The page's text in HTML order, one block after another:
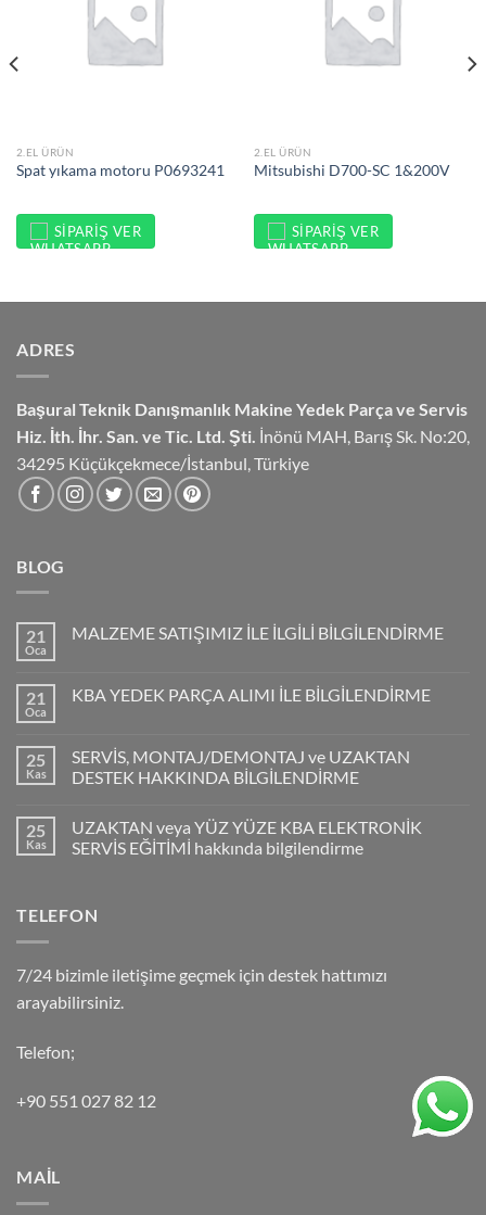
2.EL ÜRÜN
Spat yıkama motoru P0693241
SIPARIŞ VER
2.EL ÜRÜN
Mitsubishi D700-SC 1&200V
SIPARIŞ VER
ADRES
Başural Teknik Danışmanlık Makine Yedek Parça ve Servis
Hiz. İth. İhr. San. ve Tic. Ltd. Şti. İnönü MAH, Barış Sk. No:20,
34295 Küçükçekmece/İstanbul, Türkiye
BLOG
21
Oca
MALZEME SATIŞIMIZ İLE İLGİLİ BİLGİLENDİRME
21
Oca
KBA YEDEK PARÇA ALIMI İLE BİLGİLENDİRME
25
Kas
SERVİS, MONTAJ/DEMONTAJ ve UZAKTAN
DESTEK HAKKINDA BİLGİLENDİRME
25
Kas
UZAKTAN veya YÜZ YÜZE KBA ELEKTRONİK
SERVİS EĞİTİMİ hakkında bilgilendirme
TELEFON
7/24 bizimle iletişime geçmek için destek hattımızı
arayabilirsiniz.
Telefon;
+90 551 027 82 12
MAİL